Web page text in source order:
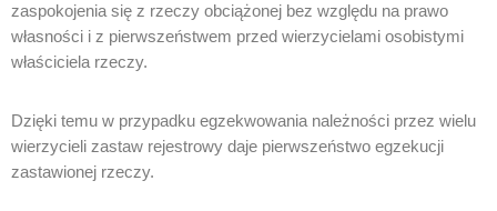
zaspokojenia się z rzeczy obciążonej bez względu na prawo
własności i z pierwszeństwem przed wierzycielami osobistymi
właściciela rzeczy.
Dzięki temu w przypadku egzekwowania należności przez wielu
wierzycieli zastaw rejestrowy daje pierwszeństwo egzekucji
zastawionej rzeczy.